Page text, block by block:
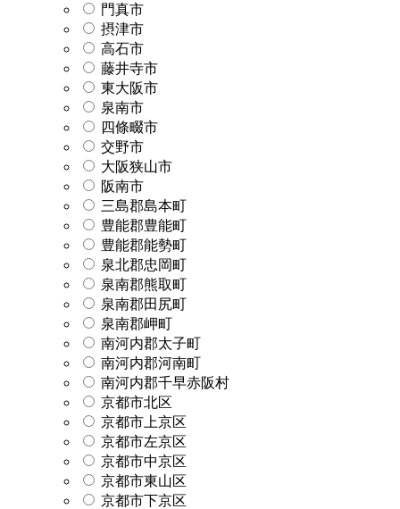
門真市
摂津市
高石市
藤井寺市
東大阪市
泉南市
四條畷市
交野市
大阪狭山市
阪南市
三島郡島本町
豊能郡豊能町
豊能郡能勢町
泉北郡忠岡町
泉南郡熊取町
泉南郡田尻町
泉南郡岬町
南河内郡太子町
南河内郡河南町
南河内郡千早赤阪村
京都市北区
京都市上京区
京都市左京区
京都市中京区
京都市東山区
京都市下京区